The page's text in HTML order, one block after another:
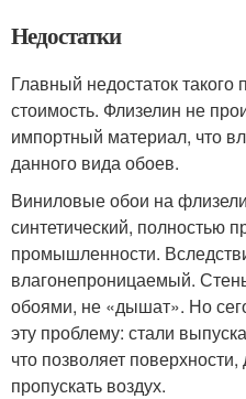
Недостатки
Главный недостаток
стоимость. Флизелин не
импортный материал, что
данного вида обоев.
Виниловые обои на
синтетический, полностью
промышленности.
влагонепроницаемый.
обоями, не «дышат». Но
эту проблему: стали
что позволяет
пропускать воздух.